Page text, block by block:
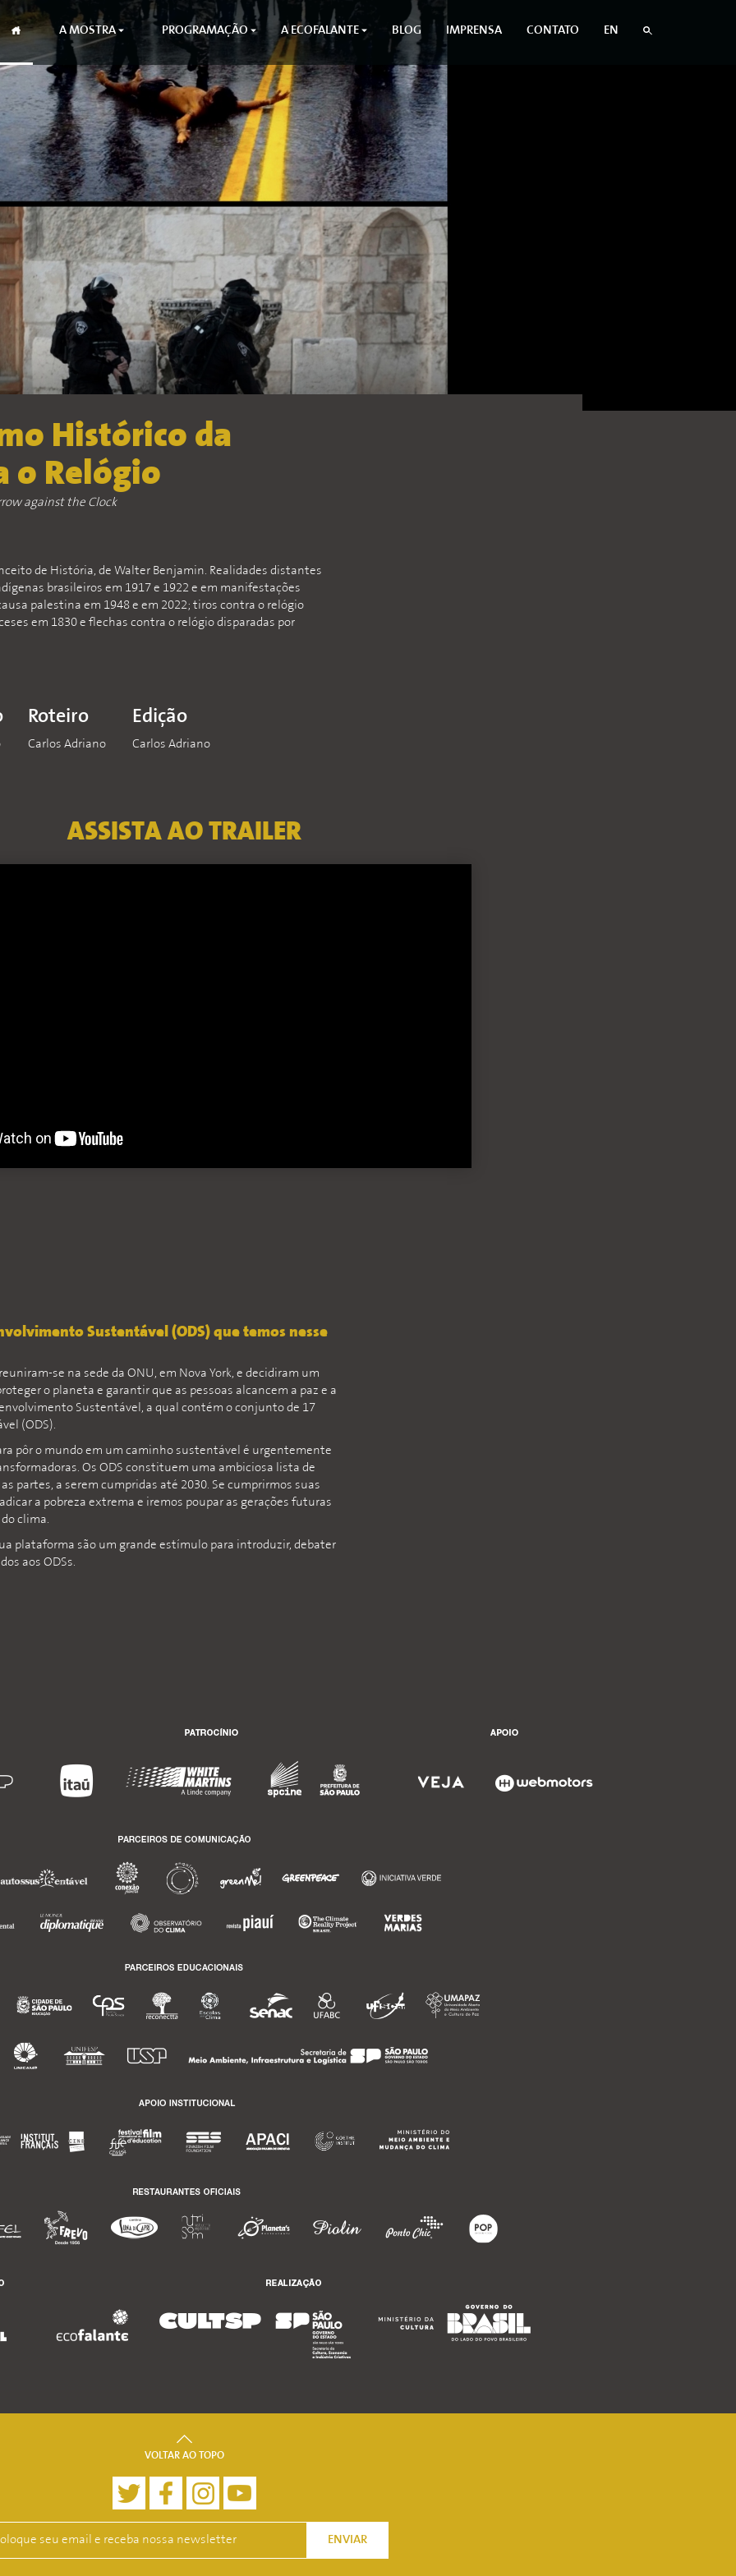
A MOSTRA PROGRAMAÇÃO A ECOFALANTE BLOG IMPRENSA CONTATO EN
Histórico da
o Relógio
against the Clock
de História, de Walter Benjamin. Realidades distantes
brasileiros em 1917 e 1922 e em manifestações
palestina em 1948 e em 2022; tiros contra o relógio
em 1830 e flechas contra o relógio disparadas por
Roteiro
Carlos Adriano
Edição
Carlos Adriano
ASSISTA AO TRAILER
Sustentável (ODS) que temos nesse
se na sede da ONU, em Nova York, e decidiram um
o planeta e garantir que as pessoas alcancem a paz e a
Sustentável, a qual contém o conjunto de 17
(ODS).
pôr o mundo em um caminho sustentável é urgentemente
Os ODS constituem uma ambiciosa lista de
partes, a serem cumpridas até 2030. Se cumprirmos suas
a pobreza extrema e iremos poupar as gerações futuras
clima.
plataforma são um grande estímulo para introduzir, debater
aos ODSs.
VOLTAR AO TOPO
ENVIAR